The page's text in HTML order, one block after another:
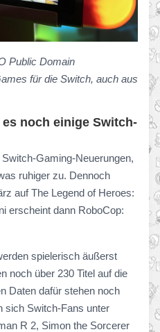
Public Domain
für die Switch, auch aus
noch einige Switch-
Gaming-Neuerungen,
ruhiger zu. Dennoch
auf The Legend of Heroes:
erscheint dann RoboCop:
spielerisch äußerst
noch über 230 Titel auf die
Daten dafür stehen noch
sich Switch-Fans unter
R 2, Simon the Sorcerer